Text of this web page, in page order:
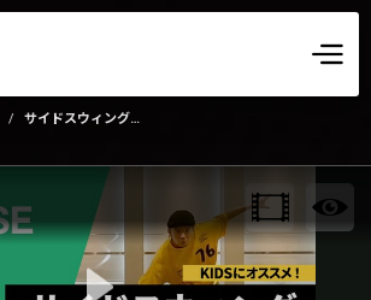
サイドスウィングレクチャー